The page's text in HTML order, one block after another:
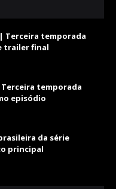
| Terceira temporada
trailer final
Terceira temporada
episódio
da série
principal